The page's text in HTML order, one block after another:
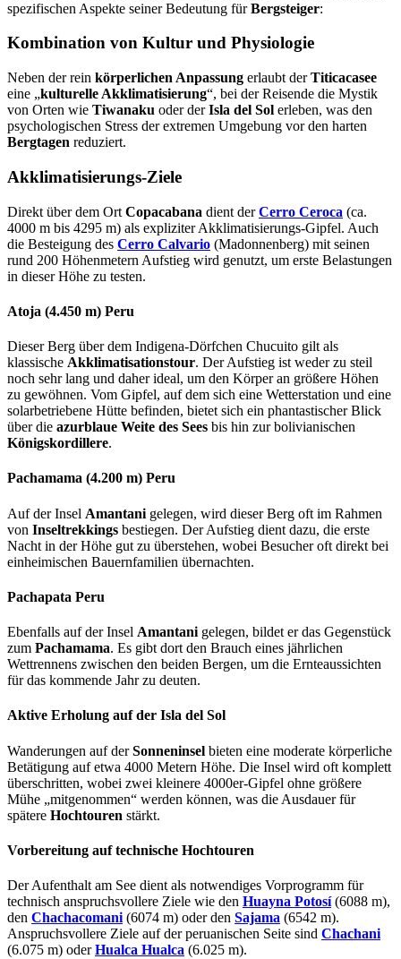
spezifischen Aspekte seiner Bedeutung fürBergsteiger:
Kombination von Kultur und Physiologie
Neben der rein körperlichen Anpassung erlaubt derTiticacasee
eine „kulturelle Akklimatisierung“, bei der Reisende die Mystik
von Orten wie Tiwanaku oder derIsla del Sol erleben, was den
psychologischen Stress der extremen Umgebung vor den harten
Bergtagen reduziert.
Akklimatisierungs-Ziele
Direkt über dem Ort Copacabana dient derCerro Ceroca (ca.
4000 m bis 4295 m) als expliziter Akklimatisierungs-Gipfel. Auch
die Besteigung des Cerro Calvario (Madonnenberg) mit seinen
rund 200 Höhenmetern Aufstieg wird genutzt, um erste Belastungen
in dieser Höhe zu testen.
Atoja (4.450 m) Peru
Dieser Berg über dem Indigena-Dörfchen Chucuito gilt als
klassische Akklimatisationstour. Der Aufstieg ist weder zu steil
noch sehr lang und daher ideal, um den Körper an größere Höhen
zu gewöhnen. Vom Gipfel, auf dem sich eine Wetterstation und eine
solarbetriebene Hütte befinden, bietet sich ein phantastischer Blick
über die azurblaue Weite des Sees bis hin zur bolivianischen
Königskordillere.
Pachamama (4.200 m) Peru
Auf der Insel Amantani gelegen, wird dieser Berg oft im Rahmen
von Inseltrekkings bestiegen. Der Aufstieg dient dazu, die erste
Nacht in der Höhe gut zu überstehen, wobei Besucher oft direkt bei
einheimischen Bauernfamilien übernachten.
Pachapata Peru
Ebenfalls auf der Insel Amantani gelegen, bildet er das Gegenstück
zum Pachamama. Es gibt dort den Brauch eines jährlichen
Wettrennens zwischen den beiden Bergen, um die Ernteaussichten
für das kommende Jahr zu deuten.
Aktive Erholung auf der Isla del Sol
Wanderungen auf derSonneninsel bieten eine moderate körperliche
Betätigung auf etwa 4000 Metern Höhe. Die Insel wird oft komplett
überschritten, wobei zwei kleinere 4000er-Gipfel ohne größere
Mühe „mitgenommen“ werden können, was die Ausdauer für
spätere Hochtouren stärkt.
Vorbereitung auf technische Hochtouren
Der Aufenthalt am See dient als notwendiges Vorprogramm für
technisch anspruchsvollere Ziele wie den Huayna Potosí(6088 m),
den Chachacomani (6074 m) oder den Sajama (6542 m).
Anspruchsvollere Ziele auf der peruanischen Seite sind Chachani
(6.075 m) oderHualca Hualca (6.025 m).